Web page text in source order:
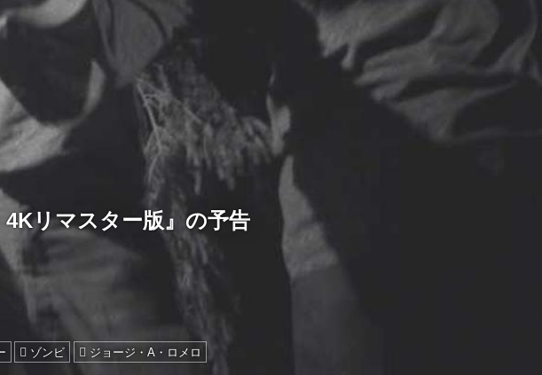
リマスター版』の予告
ゾンビ ジョージ・A・ロメロ